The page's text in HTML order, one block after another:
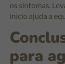
os sintomas.
início ajuda a
para